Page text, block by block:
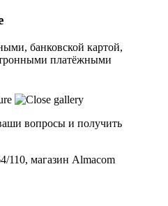
банковской картой,
платёжными
вопросы и получить
110, магазин Almacom